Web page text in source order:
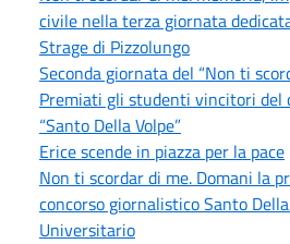
civile nella terza giornata
Strage di Pizzolungo
Seconda giornata del “Non ti
Premiati gli studenti vincitori del
“Santo Della Volpe”
Erice scende in piazza per la pace
Non ti scordar di me. Domani la
concorso giornalistico Santo
Universitario